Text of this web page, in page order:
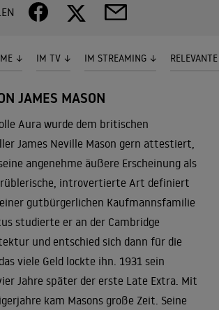
IM TV IM STREAMING
JAMES MASON
Aura wurde dem britischen
James Neville Mason gern attestiert,
angenehme äußere Erscheinung als
introvertierte Art definiert
gutbürgerlichen Kaufmannsfamilie
studierte er an der Cambridge
und entschied sich dann für die
viele Geld lockte ihn. 1931 sein
Jahre später der erste Late Extra. Mit
kam Masons große Zeit. Seine